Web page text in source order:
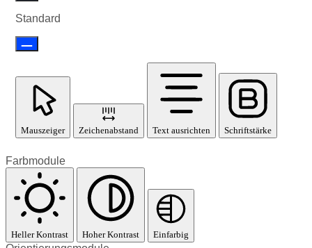
Standard
Mauszeiger Zeichenabstand Text ausrichten Schriftstärke
Farbmodule
Heller Kontrast Hoher Kontrast Einfarbig